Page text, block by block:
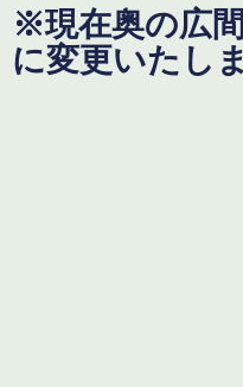
※現在奥の広
に変更いたし